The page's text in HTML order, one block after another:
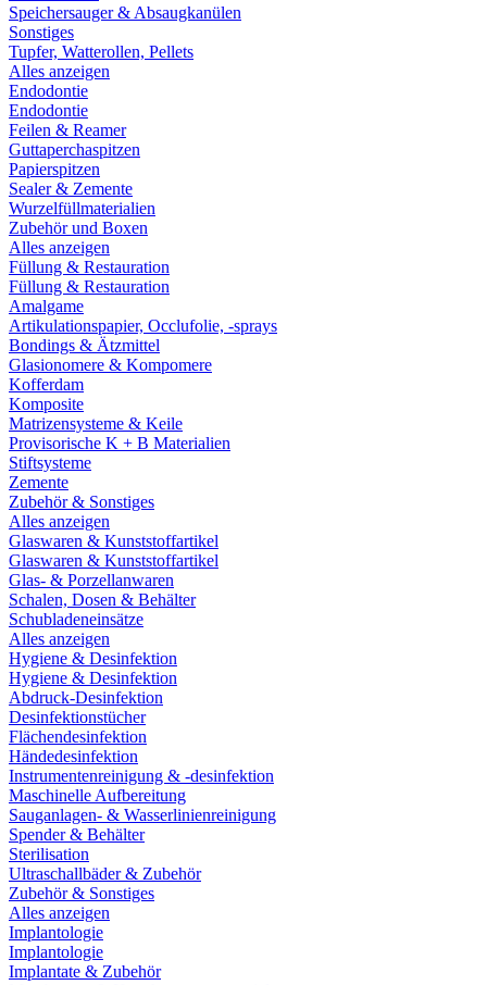
Speichersauger & Absaugkanülen
Sonstiges
Tupfer, Watterollen, Pellets
Alles anzeigen
Endodontie
Endodontie
Feilen & Reamer
Guttaperchaspitzen
Papierspitzen
Sealer & Zemente
Wurzelfüllmaterialien
Zubehör und Boxen
Alles anzeigen
Füllung & Restauration
Füllung & Restauration
Amalgame
Artikulationspapier, Occlufolie, -sprays
Bondings & Ätzmittel
Glasionomere & Kompomere
Kofferdam
Komposite
Matrizensysteme & Keile
Provisorische K + B Materialien
Stiftsysteme
Zemente
Zubehör & Sonstiges
Alles anzeigen
Glaswaren & Kunststoffartikel
Glaswaren & Kunststoffartikel
Glas- & Porzellanwaren
Schalen, Dosen & Behälter
Schubladeneinsätze
Alles anzeigen
Hygiene & Desinfektion
Hygiene & Desinfektion
Abdruck-Desinfektion
Desinfektionstücher
Flächendesinfektion
Händedesinfektion
Instrumentenreinigung & -desinfektion
Maschinelle Aufbereitung
Sauganlagen- & Wasserlinienreinigung
Spender & Behälter
Sterilisation
Ultraschallbäder & Zubehör
Zubehör & Sonstiges
Alles anzeigen
Implantologie
Implantologie
Implantate & Zubehör